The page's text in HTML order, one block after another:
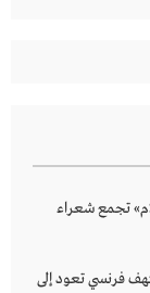
تجمع شعراء
فرنسي تعود إلى